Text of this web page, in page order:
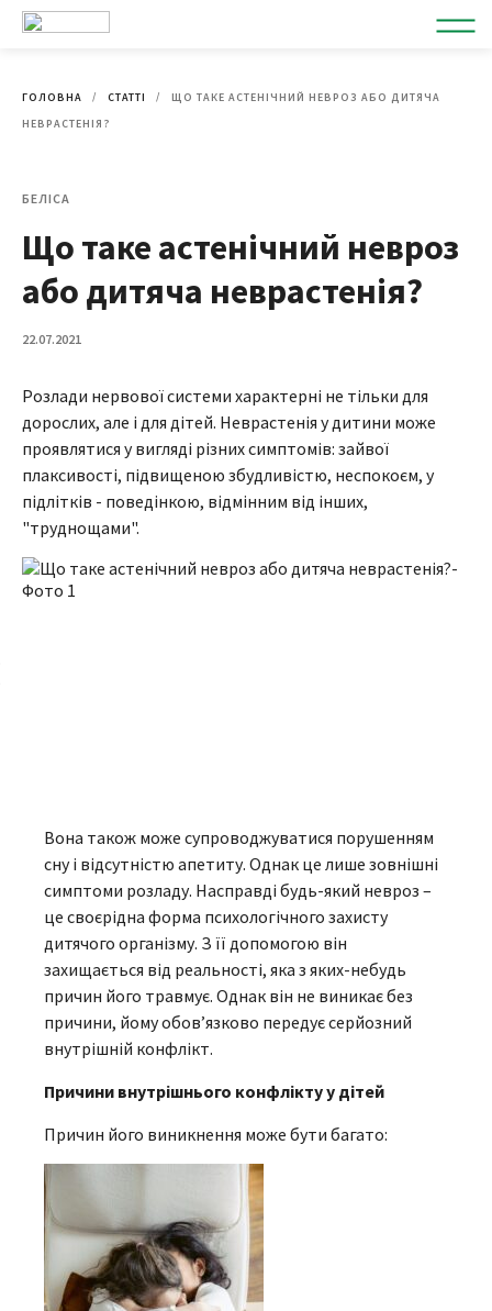
ГОЛОВНА СТАТТІ
ЩО ТАКЕ АСТЕНІЧНИЙ НЕВРОЗ АБО ДИТЯЧА
НЕВРАСТЕНІЯ?
БЕЛІСА
Що таке астенічний невроз
або дитяча неврастенія?
22.07.2021
Розлади нервової системи характерні не тільки для
дорослих, але і для дітей. Неврастенія у дитини може
проявлятися у вигляді різних симптомів: зайвої
плаксивості, підвищеною збудливістю, неспокоєм, у
підлітків - поведінкою, відмінним від інших,
"труднощами".
Вона також може супроводжуватися порушенням
сну і відсутністю апетиту. Однак це лише зовнішні
симптоми розладу. Насправді будь-який невроз –
це своєрідна форма психологічного захисту
дитячого організму. З її допомогою він
захищається від реальності, яка з яких-небудь
причин його травмує. Однак він не виникає без
причини, йому обов’язково передує серйозний
внутрішній конфлікт.
Причини внутрішнього конфлікту у дітей
Причин його виникнення може бути багато: